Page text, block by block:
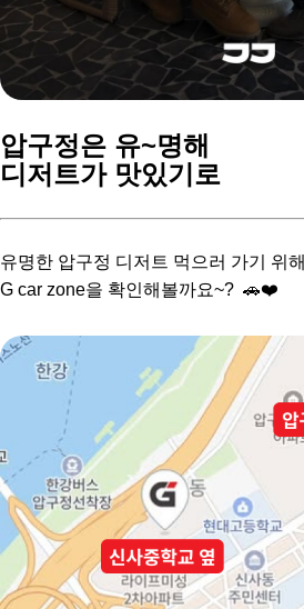
압구정은 유~명해
디저트가 맛있기로
유명한 압구정 디저트 먹으러 가기 위해
G car zone을 확인해볼까요~? 🚗❤️